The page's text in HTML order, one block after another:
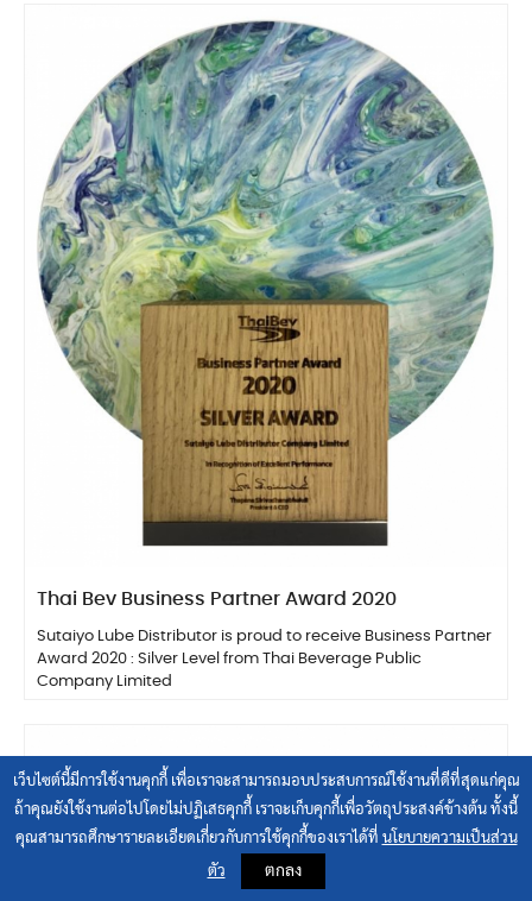
Thai Bev Business Partner Award 2020
Sutaiyo Lube Distributor is proud to receive Business Partner
Award 2020 : Silver Level from Thai Beverage Public
Company Limited
เว็บไซต์นี้มีการใช้งานคุกกี้ เพื่อเราจะสามารถมอบประสบการณ์ใช้งานที่ดีที่สุดแก่คุณ
ถ้าคุณยังใช้งานต่อไปโดยไม่ปฏิเสธคุกกี้ เราจะเก็บคุกกี้เพื่อวัตถุประสงค์ข้างต้น ทั้งนี้
คุณสามารถศึกษารายละเอียดเกี่ยวกับการใช้คุกกี้ของเราได้ที่ นโยบายความเป็นส่วน
ตัว ตกลง